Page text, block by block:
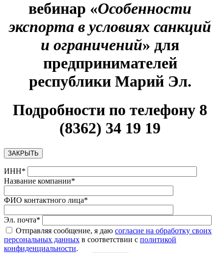
вебинар «Особенности
экспорта в условиях санкций
и ограничений» для
предпринимателей
республики Марий Эл.
Подробности по телефону 8
(8362) 34 19 19
ЗАКРЫТЬ
ИНН*
Название компании*
ФИО контактного лица*
Эл. почта*
Отправляя сообщение, я даю согласие на обработку своих
персональных данных в соответствии с политикой
конфиденциальности.